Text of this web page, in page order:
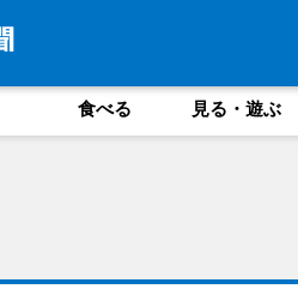
食べる 見る・遊ぶ